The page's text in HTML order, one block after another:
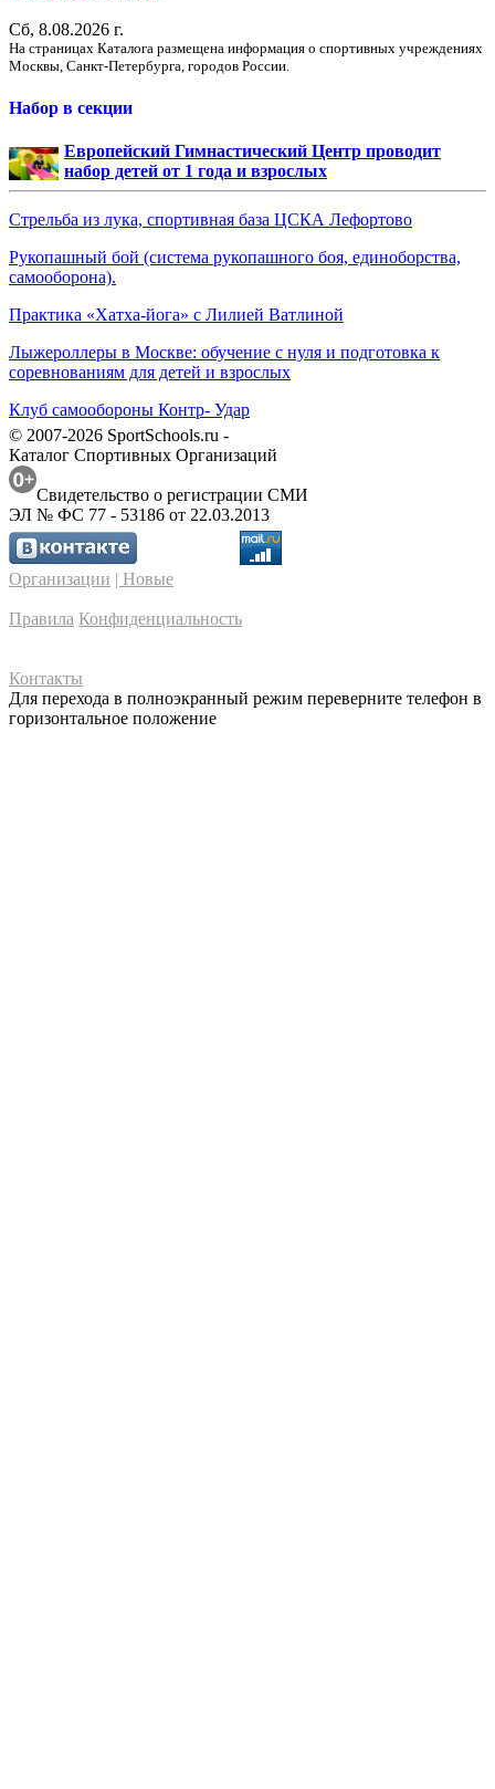
Сб, 8.08.2026 г.
На страницах Каталога размещена информация о спортивных учреждениях
Москвы, Санкт-Петербурга, городов России.
Набор в секции
Европейский Гимнастический Центр проводит
набор детей от 1 года и взрослых
Стрельба из лука, спортивная база ЦСКА Лефортово
Рукопашный бой (система рукопашного боя, единоборства,
самооборона).
Практика «Хатха-йога» с Лилией Ватлиной
Лыжероллеры в Москве: обучение с нуля и подготовка к
соревнованиям для детей и взрослых
Клуб самообороны Контр- Удар
© 2007-2026 SportSchools.ru -
Каталог Спортивных Организаций
Свидетельство о регистрации СМИ
ЭЛ № ФС 77 - 53186 от 22.03.2013
Организации | Новые
Правила Конфиденциальность
Контакты
Для перехода в полноэкранный режим переверните телефон в
горизонтальное положение